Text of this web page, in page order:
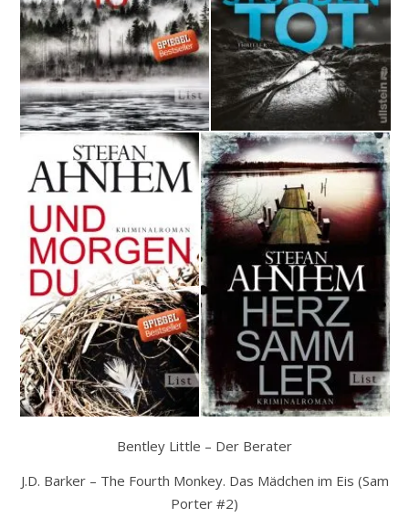
Bentley Little – Der Berater
J.D. Barker – The Fourth Monkey. Das Mädchen im Eis (Sam
Porter #2)